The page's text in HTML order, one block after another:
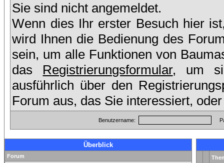
Sie sind nicht angemeldet.
Wenn dies Ihr erster Besuch hier
wird Ihnen die Bedienung des
sein, um alle Funktionen von
das Registrierungsformular, um
ausführlich über den
Forum aus, das Sie interessiert,
Benutzername:
Überblick
Forum